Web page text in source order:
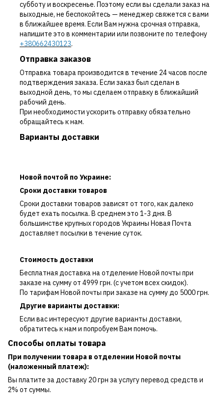
субботу и воскресенье. Поэтому если вы сделали заказ на
выходные, не беспокойтесь — менеджер свяжется с вами
в ближайшее время. Если Вам нужна срочная отправка,
напишите это в комментарии или позвоните по телефону
+380662430123.
Отправка заказов
Отправка товара производится в течение 24 часов после
подтверждения заказа. Если заказ был сделан в
выходной день, то мы сделаем отправку в ближайший
рабочий день.
При необходимости ускорить отправку обязательно
обращайтесь к нам.
Варианты доставки
Новой почтой по Украине:
Сроки доставки товаров
Сроки доставки товаров зависят от того, как далеко
будет ехать посылка. В среднем это 1-3 дня. В
большинстве крупных городов Украины Новая Почта
доставляет посылки в течение суток.
Стоимость доставки
Бесплатная доставка на отделение Новой почты при
заказе на сумму от 4999 грн. (с учетом всех скидок).
По тарифам Новой почты при заказе на сумму до 5000 грн.
Другие варианты доставки:
Если вас интересуют другие варианты доставки,
обратитесь к нам и попробуем Вам помочь.
Способы оплаты товара
При получении товара в отделении Новой почты
(наложенный платеж):
Вы платите за доставку 20 грн за услугу перевод средств и
2% от суммы.